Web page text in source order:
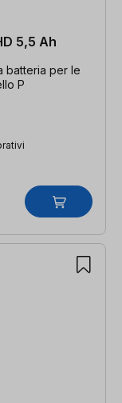
5,5 Ah
batteria per le
P